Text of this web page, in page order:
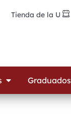
Tienda de la U
Open Estudiantes
Graduados